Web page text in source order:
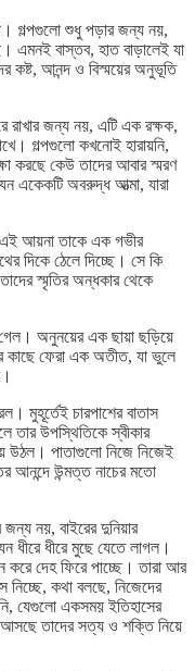
গল্পগুলো শুধু পড়ার জন্য নয়,
এমনই বাস্তব, হাত বাড়ালেই যা
কষ্ট, আনন্দ ও বিস্ময়ের অনুভূতি
জন্য নয়, এটি এক রক্ষক,
গল্পগুলো কখনোই হারায়নি,
করছে কেউ তাদের আবার স্মরণ
একেকটি অবরুদ্ধ আত্মা, যারা
আয়না তাকে এক গভীর
দিকে ঠেলে দিচ্ছে। সে কি
স্মৃতির অন্ধকার থেকে
অনুনয়ের এক ছায়া ছড়িয়ে
ফেরা এক অতীত, যা ভুলে
মুহূর্তেই চারপাশের বাতাস
তার উপস্থিতিকে স্বীকার
উঠল। পাতাগুলো নিজে নিজেই
আনন্দে উন্মত্ত নাচের মতো
নয়, বাইরের দুনিয়ার
ধীরে ধীরে মুছে যেতে লাগল।
দেহ ফিরে পাচ্ছে। তারা আর
নিচ্ছে, কথা বলছে, নিজেদের
যেগুলো একসময় ইতিহাসের
আসছে তাদের সত্য ও শক্তি নিয়ে